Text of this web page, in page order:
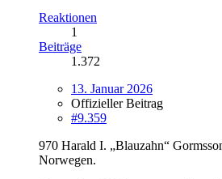
Reaktionen
1
Beiträge
1.372
13. Januar 2026
Offizieller Beitrag
#9.359
970 Harald I. „Blauzahn“
Norwegen.